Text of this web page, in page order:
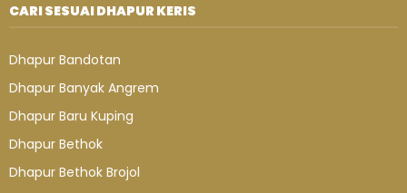
CARI SESUAI DHAPUR KERIS
Dhapur Bandotan
Dhapur Banyak Angrem
Dhapur Baru Kuping
Dhapur Bethok
Dhapur Bethok Brojol